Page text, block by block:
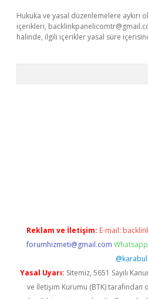
Hukuka ve yasal düzenlemelere aykırı
içerikleri,
halinde, ilgili içerikler yasal süre
Reklam ve İletişim: E-mail:
forumhizmeti@gmail.com
@karabul
Yasal Uyarı: Sitemiz, 5651 Sayılı
ve İletişim Kurumu (BTK) tarafından